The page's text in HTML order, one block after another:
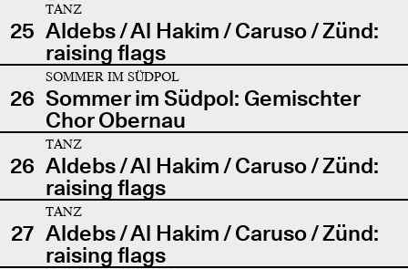
25
TANZ
Aldebs / Al Hakim / Caruso / Zünd:
raising flags
26
SOMMER IM SÜDPOL
Sommer im Südpol: Gemischter
Chor Obernau
26
TANZ
Aldebs / Al Hakim / Caruso / Zünd:
raising flags
27
TANZ
Aldebs / Al Hakim / Caruso / Zünd:
raising flags